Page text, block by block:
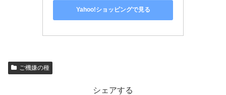
Yahoo!ショッピングで見る
ご機嫌の種
シェアする